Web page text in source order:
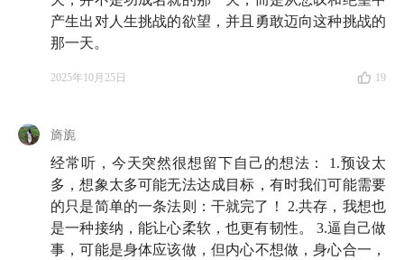
发明一个只有自己能够胜任的职业，这是 AI 时
代的人类必须要做的
59:51好内容的「金线」：这是一个有尺寸的江湖
我知道，我得和它们共存
83:20
满格运行的人生：我不计算 ROI，我的原则非常
简单，就是把自己用足，全仓
89:32 在我生命的最后阶段，我打算每天直播一小时：
产生出对人生挑战的欲望，并且勇敢迈向这种挑战的
那一天。
2025年10月25日 19
旖旎
经常听，今天突然很想留下自己的想法： 1.预设太
多，想象太多可能无法达成目标，有时我们可能需要
的只是简单的一条法则：干就完了！ 2.共存，我想也
是一种接纳，能让心柔软，也更有韧性。 3.逼自己做
事，可能是身体应该做，但内心不想做，身心合一，